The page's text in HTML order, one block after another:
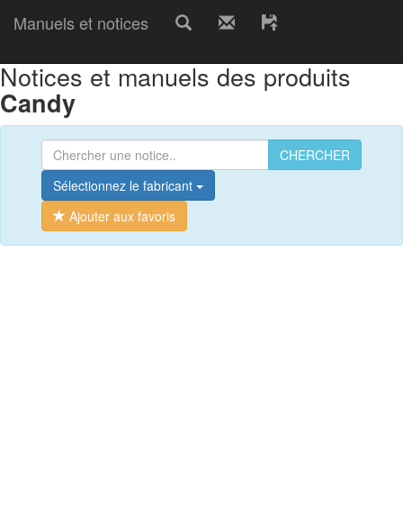
Manuels et notices
Notices et manuels des produits
Candy
CHERCHER
Sélectionnez le fabricant
Ajouter aux favoris